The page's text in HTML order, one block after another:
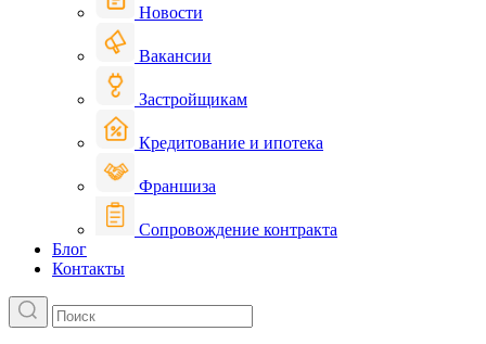
Новости
Вакансии
Застройщикам
Кредитование и ипотека
Франшиза
Сопровождение контракта
Блог
Контакты